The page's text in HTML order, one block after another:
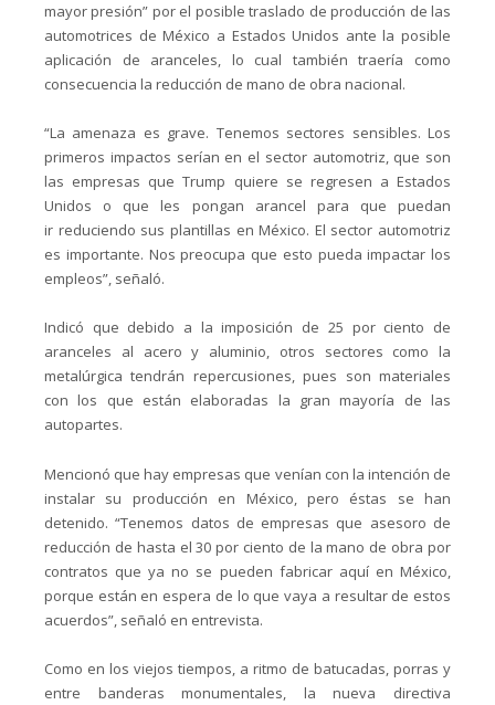
mayor presión” por el posible traslado de producción de las
automotrices de México a Estados Unidos ante la posible
aplicación de aranceles, lo cual también traería como
consecuencia la reducción de mano de obra nacional.
“La amenaza es grave. Tenemos sectores sensibles. Los
primeros impactos serían en el sector automotriz, que son
las empresas que Trump quiere se regresen a Estados
Unidos o que les pongan arancel para que puedan
ir reduciendo sus plantillas en México. El sector automotriz
es importante. Nos preocupa que esto pueda impactar los
empleos”, señaló.
Indicó que debido a la imposición de 25 por ciento de
aranceles al acero y aluminio, otros sectores como la
metalúrgica tendrán repercusiones, pues son materiales
con los que están elaboradas la gran mayoría de las
autopartes.
Mencionó que hay empresas que venían con la intención de
instalar su producción en México, pero éstas se han
detenido. “Tenemos datos de empresas que asesoro de
reducción de hasta el 30 por ciento de la mano de obra por
contratos que ya no se pueden fabricar aquí en México,
porque están en espera de lo que vaya a resultar de estos
acuerdos”, señaló en entrevista.
Como en los viejos tiempos, a ritmo de batucadas, porras y
entre banderas monumentales, la nueva directiva